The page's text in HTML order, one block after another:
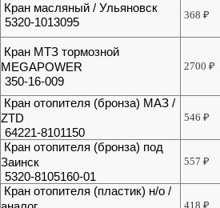
Кран масляный / Ульяновск
5320-1013095
368₽
Кран МТЗ тормозной
MEGAPOWER
350-16-009
2700₽
Кран отопителя (бронза) МАЗ /
ZTD
64221-8101150
546₽
Кран отопителя (бронза) под
Заинск
5320-8105160-01
557₽
Кран отопителя (пластик) н/о /
418₽